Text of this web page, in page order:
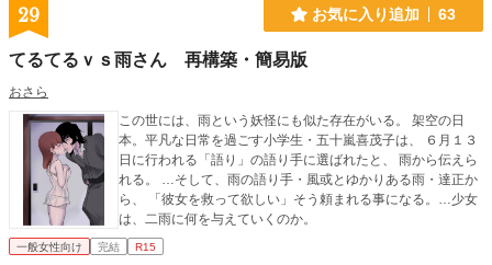
29 お気に入り追加 63
てるてるｖｓ雨さん 再構築・簡易版
おさら
この世には、雨という妖怪にも似た存在がいる。 架空の日
本。平凡な日常を過ごす小学生・五十嵐喜茂子は、 ６月１３
日に行われる「語り」の語り手に選ばれたと、 雨から伝えら
れる。 …そして、雨の語り手・風或とゆかりある雨・達正か
ら、 「彼女を救って欲しい」そう頼まれる事になる。…少女
は、二雨に何を与えていくのか。
一般女性向け 完結 R15